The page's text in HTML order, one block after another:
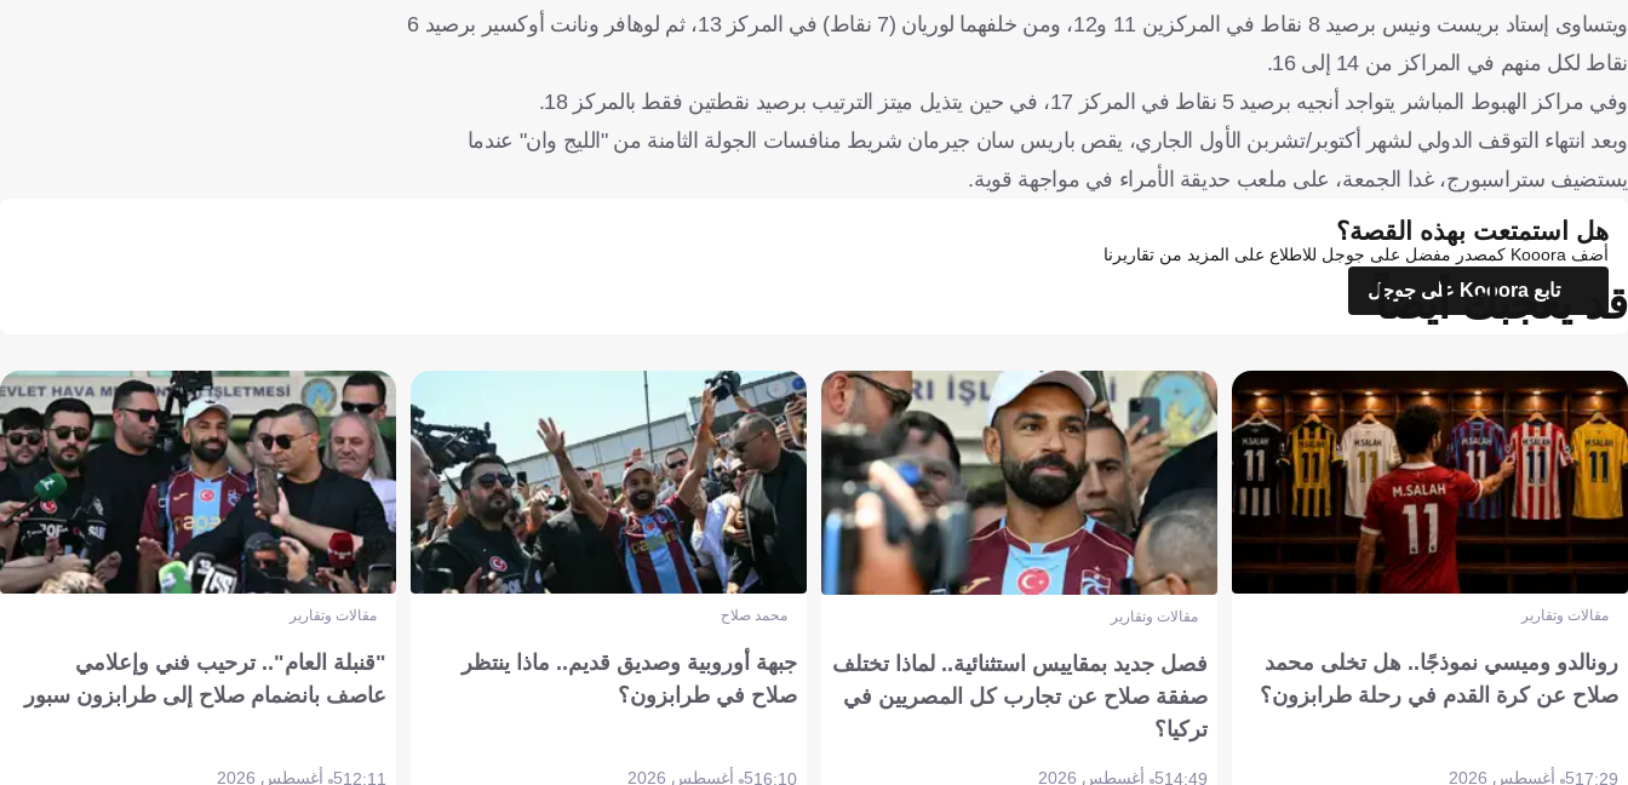
ويتساوى إستاد بريست ونيس برصيد 8 نقاط في المركزين 11 و12، ومن خلفهما لوريان (7 نقاط) في المركز 13، ثم لوهافر ونانت أوكسير برصيد 6
نقاط لكل منهم في المراكز من 14 إلى 16.
وفي مراكز الهبوط المباشر يتواجد أنجيه برصيد 5 نقاط في المركز 17، في حين يتذيل ميتز الترتيب برصيد نقطتين فقط بالمركز 18.
وبعد انتهاء التوقف الدولي لشهر أكتوبر/تشربن الأول الجاري، يقص باريس سان جيرمان شريط منافسات الجولة الثامنة من "الليج وان" عندما
يستضيف ستراسبورج، غدا الجمعة، على ملعب حديقة الأمراء في مواجهة قوية.
هل استمتعت بهذه القصة؟
أضف Kooora كمصدر مفضل على جوجل للاطلاع على المزيد من تقاريرنا
تابع Kooora على جوجل
قد يعجبك أيضاً
مقالات وتقارير
رونالدو وميسي نموذجًا.. هل تخلى محمد
صلاح عن كرة القدم في رحلة طرابزون؟
17:295 أغسطس 2026
مقالات وتقارير
فصل جديد بمقاييس استثنائية.. لماذا تختلف
صفقة صلاح عن تجارب كل المصريين في
تركيا؟
14:495 أغسطس 2026
محمد صلاح
جبهة أوروبية وصديق قديم.. ماذا ينتظر
صلاح في طرابزون؟
16:105 أغسطس 2026
مقالات وتقارير
"قنبلة العام".. ترحيب فني وإعلامي
عاصف بانضمام صلاح إلى طرابزون سبور
12:115 أغسطس 2026